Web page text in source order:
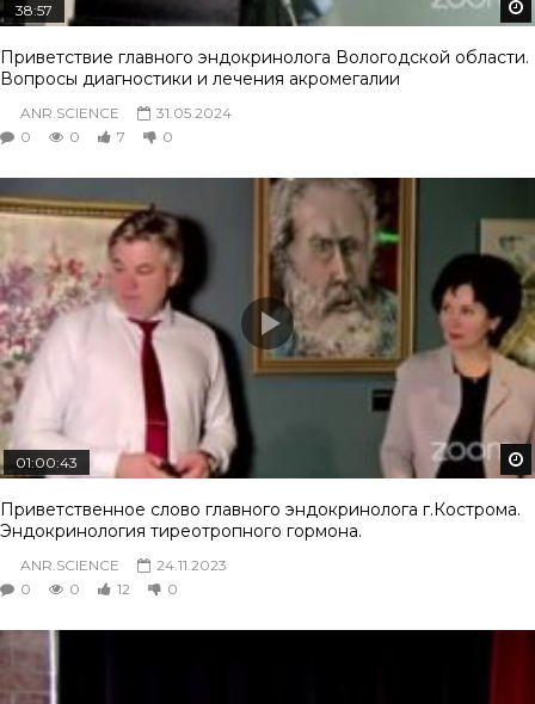
38:57
Приветствие главного эндокринолога Вологодской области.
Вопросы диагностики и лечения акромегалии
ANR.SCIENCE
31.05.2024
0
0 7 0
01:00:43
Приветственное слово главного эндокринолога г.Кострома.
Эндокринология тиреотропного гормона.
ANR.SCIENCE
24.11.2023
0
0 12 0